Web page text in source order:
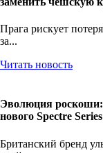
Прага рискует
за...
Читать новость
Эволюция роскоши:
нового Spectre
Британский бренд